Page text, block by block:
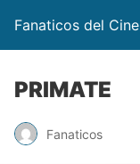
Fanaticos del Cine
PRIMATE
Fanaticos